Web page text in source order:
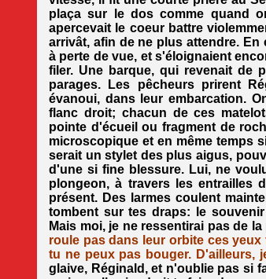
plaça sur le dos comme quand
apercevait le coeur battre
arrivât, afin de ne plus attendre.
à perte de vue, et s'éloignaient
filer. Une barque, qui revenait de
parages. Les pêcheurs prirent
évanoui, dans leur embarcation.
flanc droit; chacun de ces
pointe d'écueil ou fragment de
microscopique et en même temps
serait un stylet des plus aigus,
d'une si fine blessure. Lui, ne
plongeon, à travers les entrailles
présent. Des larmes coulent
tombent sur tes draps: le
Mais moi, je ne ressentirai pas de
roule pas dans leur orbite ces
tu ne peux pas bouger. D'ailleurs,
glaive, Réginald, et n'oublie pas si